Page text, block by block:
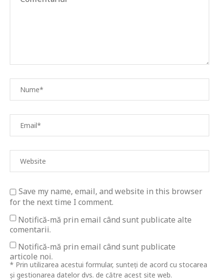
Save my name, email, and website in this browser
for the next time I comment.
Notifică-mă prin email când sunt publicate alte
comentarii.
Notifică-mă prin email când sunt publicate
articole noi.
* Prin utilizarea acestui formular, sunteți de acord cu stocarea
și gestionarea datelor dvs. de către acest site web.